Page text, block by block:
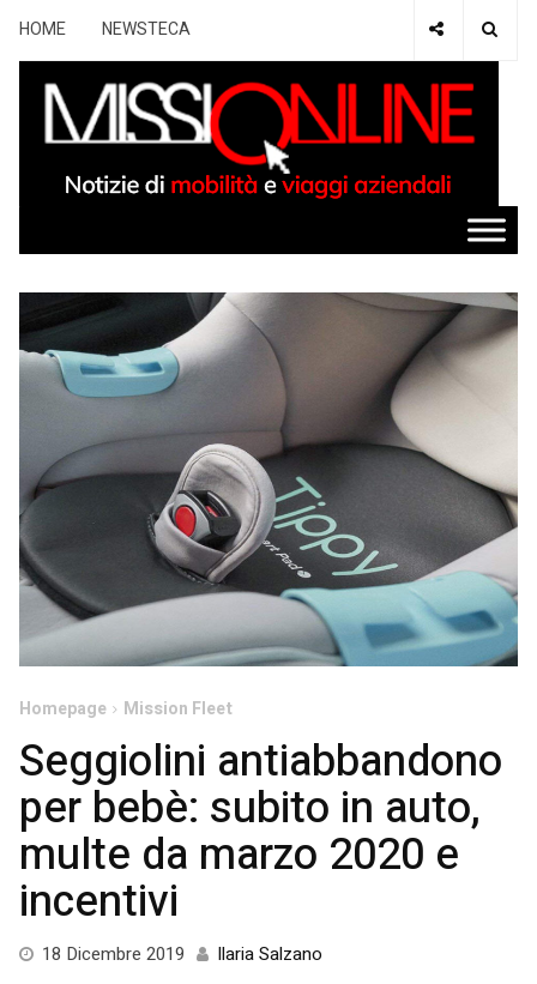
HOME NEWSTECA
Homepage Mission Fleet
Seggiolini antiabbandono
per bebè: subito in auto,
multe da marzo 2020 e
incentivi
18 Dicembre 2019 Ilaria Salzano